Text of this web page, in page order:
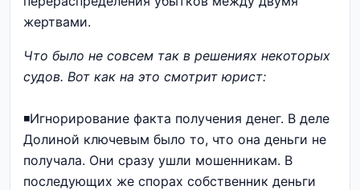
жертвами.
Что было не совсем так в решениях некоторых
судов. Вот как на это смотрит юрист:
◾️Игнорирование факта получения денег. В деле
Долиной ключевым было то, что она деньги не
получала. Они сразу ушли мошенникам. В
последующих же спорах собственник деньги